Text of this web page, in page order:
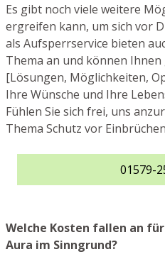
Es gibt noch viele weitere
ergreifen kann, um sich vor
als Aufsperrservice bieten
Thema an und können
[Lösungen, Möglichkeiten,
Ihre Wünsche und Ihre
Fühlen Sie sich frei, uns
Thema Schutz vor
01579-
Welche Kosten fallen an
Aura im Sinngrund?